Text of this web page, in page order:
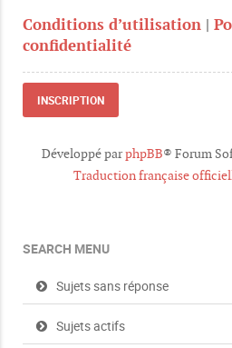
Conditions d’utilisation |
confidentialité
INSCRIPTION
Développé parphpBB® Forum
Traduction française
SEARCH MENU
Sujets sans réponse
Sujets actifs